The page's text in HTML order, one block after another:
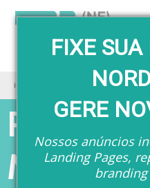
FIXE
GERE
Nossos anúncios
Landing Pages,
Home Revista TI (NE)
Revista